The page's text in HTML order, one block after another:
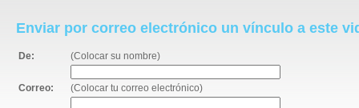
Enviar por correo electrónico un vínculo a este
De: (Colocar su nombre)
Correo: (Colocar tu correo electrónico)